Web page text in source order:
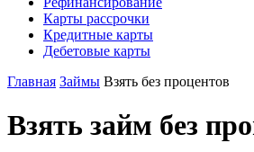
Карты рассрочки
Кредитные карты
Дебетовые карты
Главная Займы Взять без процентов
Взять займ без